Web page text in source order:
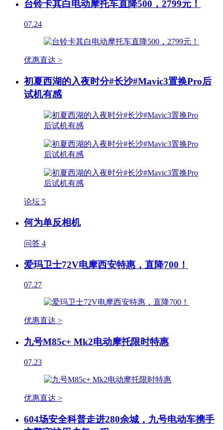
台铃卡其白电动摩托车直降500，2799元！
07.24
优惠直达 >
初夏西湖的入夜时分#长沙#Mavic3置换Pro后
试机有感
论坛 5
何为单反相机
问答 4
爱玛卫士72V电摩西安特惠，直降700！
07.27
优惠直达 >
九号M85c+ Mk2电动摩托限时特惠
07.23
优惠直达 >
604场安全科普走进280余城，九号电动车携手